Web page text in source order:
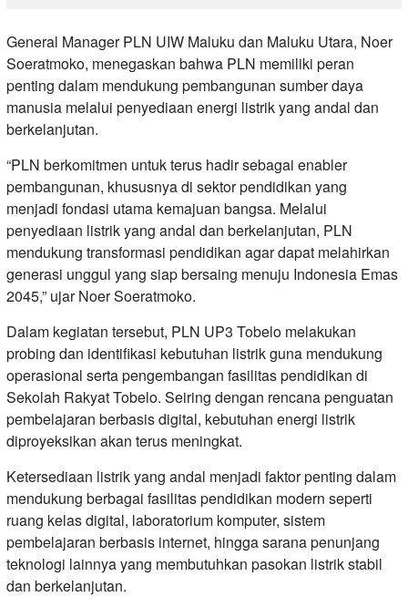
General Manager PLN UIW Maluku dan Maluku Utara, Noer
Soeratmoko, menegaskan bahwa PLN memiliki peran
penting dalam mendukung pembangunan sumber daya
manusia melalui penyediaan energi listrik yang andal dan
berkelanjutan.
“PLN berkomitmen untuk terus hadir sebagai enabler
pembangunan, khususnya di sektor pendidikan yang
menjadi fondasi utama kemajuan bangsa. Melalui
penyediaan listrik yang andal dan berkelanjutan, PLN
mendukung transformasi pendidikan agar dapat melahirkan
generasi unggul yang siap bersaing menuju Indonesia Emas
2045,” ujar Noer Soeratmoko.
Dalam kegiatan tersebut, PLN UP3 Tobelo melakukan
probing dan identifikasi kebutuhan listrik guna mendukung
operasional serta pengembangan fasilitas pendidikan di
Sekolah Rakyat Tobelo. Seiring dengan rencana penguatan
pembelajaran berbasis digital, kebutuhan energi listrik
diproyeksikan akan terus meningkat.
Ketersediaan listrik yang andal menjadi faktor penting dalam
mendukung berbagai fasilitas pendidikan modern seperti
ruang kelas digital, laboratorium komputer, sistem
pembelajaran berbasis internet, hingga sarana penunjang
teknologi lainnya yang membutuhkan pasokan listrik stabil
dan berkelanjutan.